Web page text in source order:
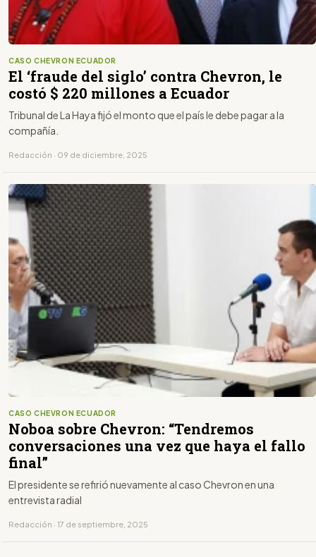
CASO CHEVRON ECUADOR
El ‘fraude del siglo’ contra Chevron, le
costó $ 220 millones a Ecuador
Tribunal de La Haya fijó el monto que el país le debe pagar a la
compañía.
Redacción · 09 de diciembre, 2025
CASO CHEVRON ECUADOR
Noboa sobre Chevron: “Tendremos
conversaciones una vez que haya el fallo
final”
El presidente se refirió nuevamente al caso Chevron en una
entrevista radial
Redacción · 17 de septiembre, 2025